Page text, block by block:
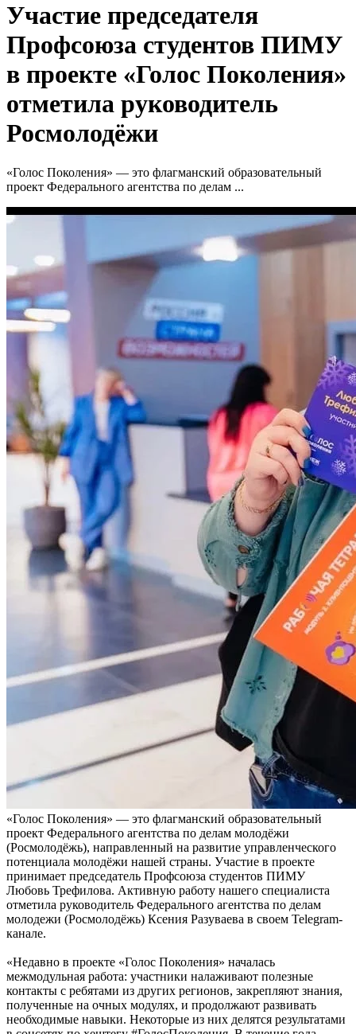
Участие председателя
Профсоюза студентов ПИМУ
в проекте «Голос Поколения»
отметила руководитель
Росмолодёжи
«Голос Поколения» — это флагманский образовательный
проект Федерального агентства по делам ...
«Голос Поколения» — это флагманский образовательный
проект Федерального агентства по делам молодёжи
(Росмолодёжь), направленный на развитие управленческого
потенциала молодёжи нашей страны. Участие в проекте
принимает председатель Профсоюза студентов ПИМУ
Любовь Трефилова. Активную работу нашего специалиста
отметила руководитель Федерального агентства по делам
молодежи (Росмолодёжь) Ксения Разуваева в своем Telegram-
канале.
«Недавно в проекте «Голос Поколения» началась
межмодульная работа: участники налаживают полезные
контакты с ребятами из других регионов, закрепляют знания,
полученные на очных модулях, и продолжают развивать
необходимые навыки. Некоторые из них делятся результатами